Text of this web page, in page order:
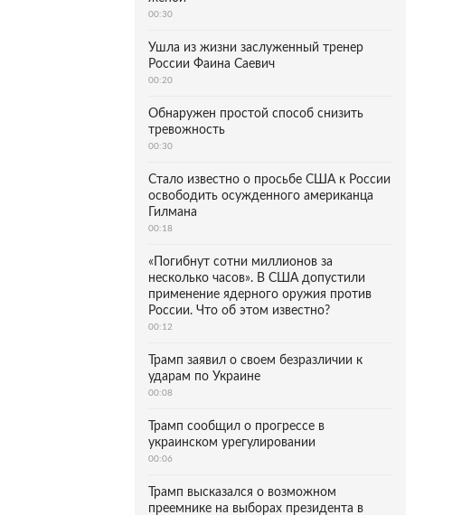
00:30
Ушла из жизни заслуженный тренер
России Фаина Саевич
00:20
Обнаружен простой способ снизить
тревожность
00:30
Стало известно о просьбе США к России
освободить осужденного американца
Гилмана
00:18
«Погибнут сотни миллионов за
несколько часов». В США допустили
применение ядерного оружия против
России. Что об этом известно?
00:12
Трамп заявил о своем безразличии к
ударам по Украине
00:08
Трамп сообщил о прогрессе в
украинском урегулировании
00:06
Трамп высказался о возможном
преемнике на выборах президента в